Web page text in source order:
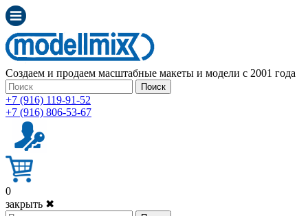
Создаем и продаем масштабные макеты и модели с 2001 года
Поиск
+7 (916) 119-91-52
+7 (916) 806-53-67
0
закрыть ✖